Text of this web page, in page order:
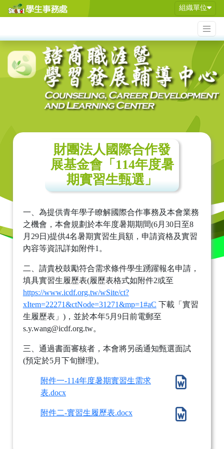
組織單位
財團法人國際合作發
展基金會「114年度暑
期實習生甄選」
一、為提供青年學子瞭解國際合作事務及本會業務
之機會，本會規劃於本年度暑期期間(6月30日至8
月29日)提供4名暑期實習生員額，申請資格及實習
內容等資訊詳如附件1。
二、請貴校鼓勵符合需求條件學生踴躍報名申請，
填具實習生履歷表(履歷表格式如附件2或至
https://www.icdf.org.tw/wSite/ct?
xItem=22271&ctNode=31271&mp=1#aC 下載「實習
生履歷表」)，並於本年5月9日前電郵至
s.y.wang@icdf.org.tw。
三、通過書面審核者，本會將另函通知甄選面試
(預定於5月下旬辦理)。
附件一-114年度暑期實習生需求
表.docx
附件二-實習生履歷表.docx